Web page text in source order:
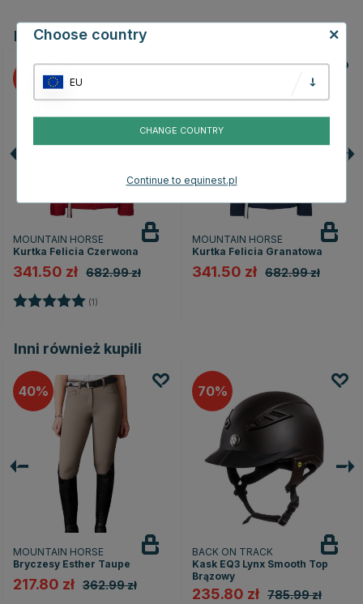
Powiązane produkty
MOUNTAIN HORSE
Kurtka Felicia Czerwona
341.50 zł 682.99 zł
Ocena: (1)
MOUNTAIN HORSE
Kurtka Felicia Granatowa
341.50 zł 682.99 zł
Inni również kupili
40
MOUNTAIN HORSE
Bryczesy Esther Taupe
217.80 zł 362.99 zł
70
BACK ON TRACK
Kask EQ3 Lynx Smooth Top
Brązowy
235.80 zł 785.99 zł
Choose country
EU
CHANGE COUNTRY
Continue to equinest.pl